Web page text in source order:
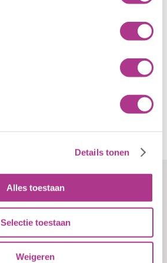
Details tonen
Alles toestaan
Selectie toestaan
Weigeren
Contact